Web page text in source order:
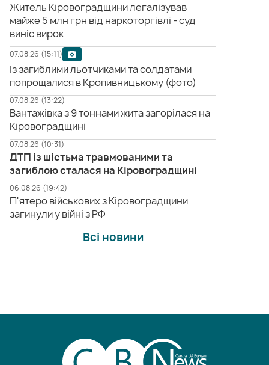
Житель Кіровоградщини легалізував
майже 5 млн грн від наркоторгівлі - суд
виніс вирок
07.08.26 (15:11)
Із загиблими льотчиками та солдатами
попрощалися в Кропивницькому (фото)
07.08.26 (13:22)
Вантажівка з 9 тоннами жита загорілася на
Кіровоградщині
07.08.26 (10:31)
ДТП із шістьма травмованими та
загиблою сталася на Кіровоградщині
06.08.26 (19:42)
П'ятеро військових з Кіровоградщини
загинули у війні з РФ
Всі новини